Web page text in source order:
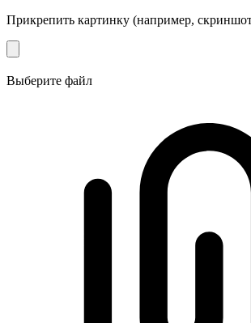
Прикрепить картинку (например,
Выберите файл